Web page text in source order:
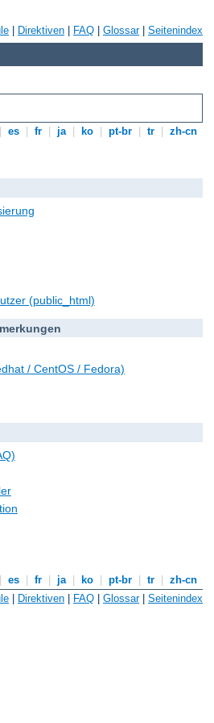
Direktiven FAQ Glossar| Seitenindex
es fr ja ko pt-br tr zh-cn
(public_html)
/ CentOS / Fedora)
es fr ja ko pt-br tr
zh-cn
| Direktiven | FAQ | Glossar| Seitenindex